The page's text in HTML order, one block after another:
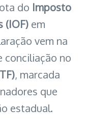
do Imposto
(IOF) em
vem na
conciliação no
, marcada
que
estadual.